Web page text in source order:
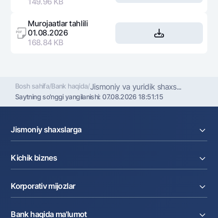
Murojaatlar tahlili
01.08.2026
168.84 KB
Bosh sahifa/Bank haqida/Jismoniy va yuridik shaxs...
Saytning so'nggi yangilanishi:07.08.2026 18:51:15
Jismoniy shaxslarga
Omonatlar
Kartalar
Pul oʻtkazmalari
Valyutalar kursi
Tariflar
Aksiyalar
Kichik biznes
Kreditlar
Ekvayring
Depozitlar
Korporativ mijozlar
Bank haqida ma'lumot